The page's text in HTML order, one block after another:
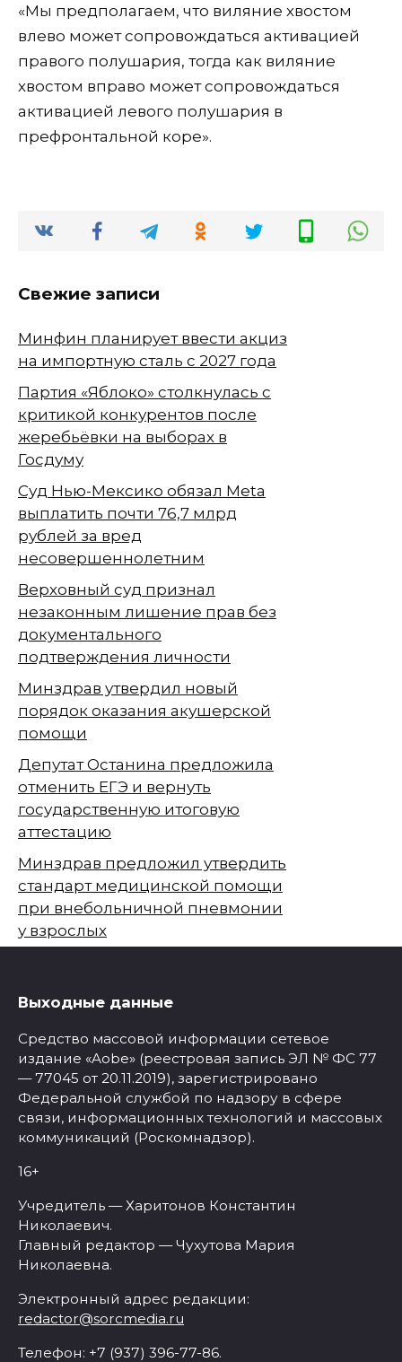
«Мы предполагаем, что виляние хвостом
влево может сопровождаться активацией
правого полушария, тогда как виляние
хвостом вправо может сопровождаться
активацией левого полушария в
префронтальной коре».
Свежие записи
Минфин планирует ввести акциз
на импортную сталь с 2027 года
Партия «Яблоко» столкнулась с
критикой конкурентов после
жеребьёвки на выборах в
Госдуму
Суд Нью-Мексико обязал Meta
выплатить почти 76,7 млрд
рублей за вред
несовершеннолетним
Верховный суд признал
незаконным лишение прав без
документального
подтверждения личности
Минздрав утвердил новый
порядок оказания акушерской
помощи
Депутат Останина предложила
отменить ЕГЭ и вернуть
государственную итоговую
аттестацию
Минздрав предложил утвердить
стандарт медицинской помощи
при внебольничной пневмонии
у взрослых
Выходные данные
Средство массовой информации сетевое
издание «Aobe» (реестровая запись ЭЛ № ФС 77
— 77045 от 20.11.2019), зарегистрировано
Федеральной службой по надзору в сфере
связи, информационных технологий и массовых
коммуникаций (Роскомнадзор).
16+
Учредитель — Харитонов Константин
Николаевич.
Главный редактор — Чухутова Мария
Николаевна.
Электронный адрес редакции:
redactor@sorcmedia.ru
Телефон: +7 (937) 396-77-86.